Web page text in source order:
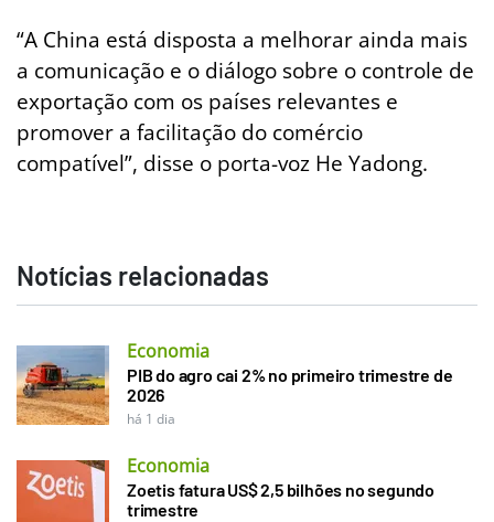
“A China está disposta a melhorar ainda mais
a comunicação e o diálogo sobre o controle de
exportação com os países relevantes e
promover a facilitação do comércio
compatível”, disse o porta-voz He Yadong.
Notícias relacionadas
Economia
PIB do agro cai 2% no primeiro trimestre de
2026
há 1 dia
Economia
Zoetis fatura US$ 2,5 bilhões no segundo
trimestre